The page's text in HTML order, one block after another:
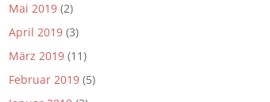
Mai 2019 (2)
April 2019 (3)
März 2019 (11)
Februar 2019 (5)